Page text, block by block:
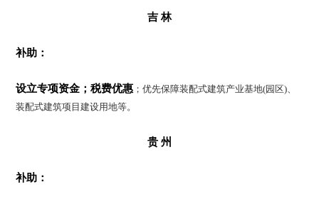
吉 林
补助：
设立专项资金；税费优惠 ；优先保障装配式建筑产业基地(园区)、
装配式建筑项目建设用地等。
贵 州
补助：